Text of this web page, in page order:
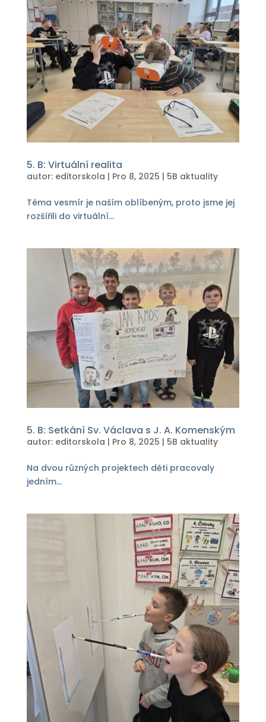
5. B: Virtuální realita
autor: editorskola | Pro 8, 2025 | 5B aktuality
Téma vesmír je naším oblíbeným, proto jsme jej
rozšířili do virtuální...
5. B: Setkání Sv. Václava s J. A. Komenským
autor: editorskola | Pro 8, 2025 | 5B aktuality
Na dvou různých projektech děti pracovaly
jedním...